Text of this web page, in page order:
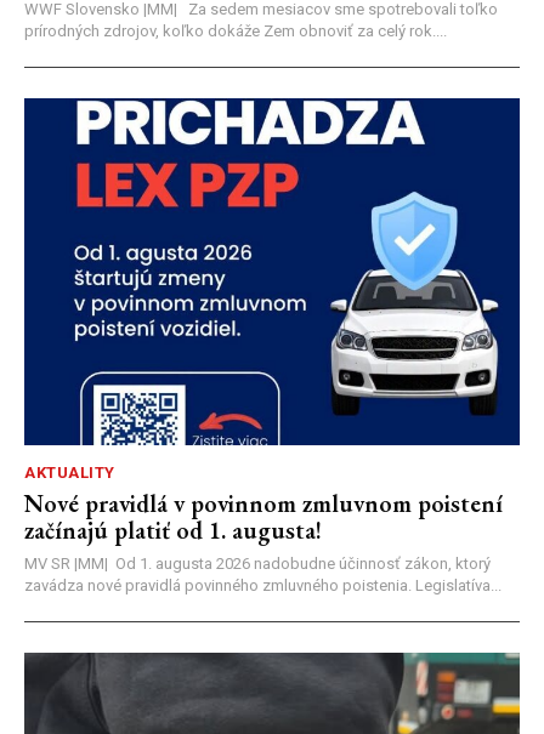
WWF Slovensko |MM| Za sedem mesiacov sme spotrebovali toľko
prírodných zdrojov, koľko dokáže Zem obnoviť za celý rok....
AKTUALITY
Nové pravidlá v povinnom zmluvnom poistení
začínajú platiť od 1. augusta!
MV SR |MM| Od 1. augusta 2026 nadobudne účinnosť zákon, ktorý
zavádza nové pravidlá povinného zmluvného poistenia. Legislatíva...